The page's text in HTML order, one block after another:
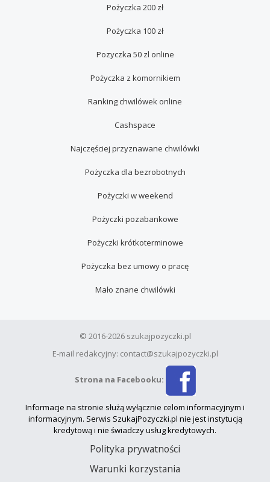
Pożyczka 200 zł
Pożyczka 100 zł
Pozyczka 50 zl online
Pożyczka z komornikiem
Ranking chwilówek online
Cashspace
Najczęściej przyznawane chwilówki
Pożyczka dla bezrobotnych
Pożyczki w weekend
Pożyczki pozabankowe
Pożyczki krótkoterminowe
Pożyczka bez umowy o pracę
Mało znane chwilówki
© 2016-2026 szukajpozyczki.pl
E-mail redakcyjny: contact@szukajpozyczki.pl
Strona na Facebooku:
Informacje na stronie służą wyłącznie celom informacyjnym i
informacyjnym. Serwis SzukajPozyczki.pl nie jest instytucją
kredytową i nie świadczy usług kredytowych.
Polityka prywatności
Warunki korzystania